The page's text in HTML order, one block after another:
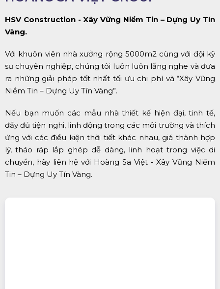
HSV Construction - Xây Vững Niềm Tin – Dựng Uy Tín
Vàng.
Với khuôn viên nhà xưởng rộng 5000m2 cùng với đội kỹ
sư chuyên nghiệp, chúng tôi luôn luôn lắng nghe và đưa
ra những giải pháp tốt nhất tối ưu chi phí và “Xây Vững
Niềm Tin – Dựng Uy Tín Vàng”.
Nếu bạn muốn các mẫu nhà thiết kế hiện đại, tinh tế,
đầy đủ tiện nghi, linh động trong các môi trường và thích
ứng với các điều kiện thời tiết khác nhau, giá thành hợp
lý, tháo ráp lắp ghép dễ dàng, linh hoạt trong việc di
chuyển, hãy liên hệ với Hoàng Sa Việt - Xây Vững Niềm
Tin – Dựng Uy Tín Vàng.